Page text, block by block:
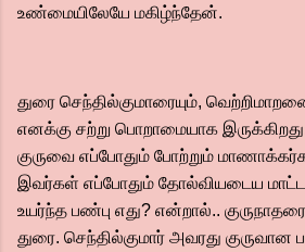
உண்மையிலேயே மகிழ்ந்தேன்.
துரை செந்தில்குமாரையும்,
எனக்கு சற்று பொறாமையாக
குருவை எப்போதும் போற்றும்
இவர்கள் எப்போதும் தோல்வியடைய
உயர்ந்த பண்பு எது? என்றால்..
துரை. செந்தில்குமார் அவரது குருவான